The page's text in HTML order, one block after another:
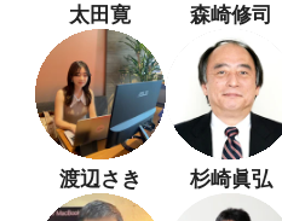
太田寛 森崎修司
渡辺さき 杉崎眞弘